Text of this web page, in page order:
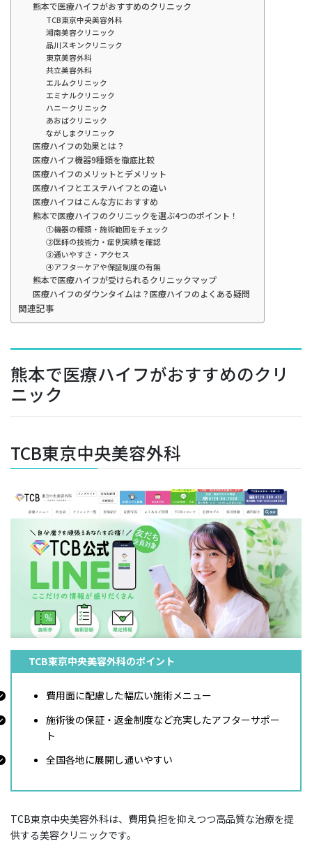
熊本で医療ハイフがおすすめのクリニック
TCB東京中央美容外科
湘南美容クリニック
品川スキンクリニック
東京美容外科
共立美容外科
エルムクリニック
エミナルクリニック
ハニークリニック
あおばクリニック
ながしまクリニック
医療ハイフの効果とは？
医療ハイフ機器9種類を徹底比較
医療ハイフのメリットとデメリット
医療ハイフとエステハイフとの違い
医療ハイフはこんな方におすすめ
熊本で医療ハイフのクリニックを選ぶ4つのポイント！
①機器の種類・施術範囲をチェック
②医師の技術力・症例実績を確認
③通いやすさ・アクセス
④アフターケアや保証制度の有無
熊本で医療ハイフが受けられるクリニックマップ
医療ハイフのダウンタイムは？医療ハイフのよくある疑問
関連記事
熊本で医療ハイフがおすすめのクリ
ニック
TCB東京中央美容外科
TCB東京中央美容外科のポイント
費用面に配慮した幅広い施術メニュー
施術後の保証・返金制度など充実したアフターサポー
ト
全国各地に展開し通いやすい
TCB東京中央美容外科は、費用負担を抑えつつ高品質な治療を提
供する美容クリニックです。